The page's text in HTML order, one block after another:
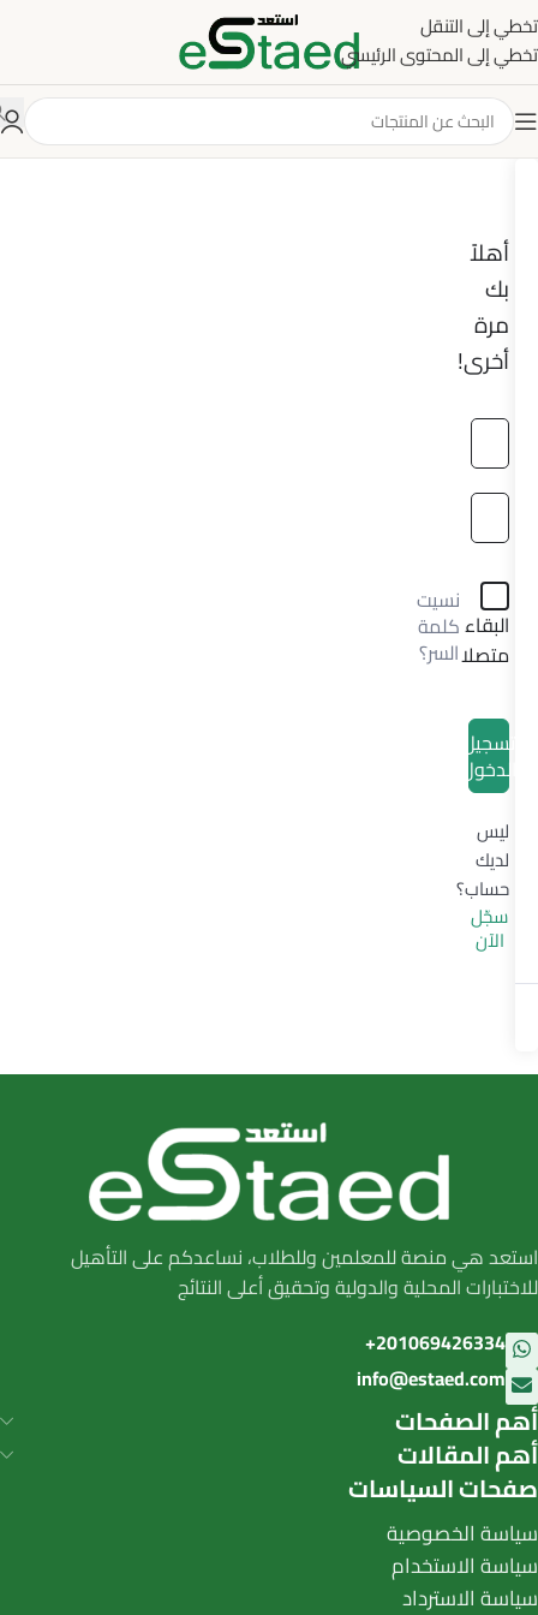
تخطي إلى التنقل
تخطي إلى المحتوى الرئيسي
أهلاً
بك
مرة
أخرى!
البقاء
متصلا
نسيت
كلمة
السر؟
تسجيل
الدخول
ليس
لديك
حساب؟
سجّل
الآن
استعد هي منصة للمعلمين وللطلاب، نساعدكم على التأهيل
للاختبارات المحلية والدولية وتحقيق أعلى النتائج
201069426334+
info@estaed.com
أهم الصفحات
أهم المقالات
صفحات السياسات
سياسة الخصوصية
سياسة الاستخدام
سياسة الاسترداد